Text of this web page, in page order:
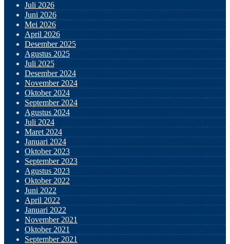
Juli 2026
Juni 2026
Mei 2026
April 2026
Desember 2025
Agustus 2025
Juli 2025
Desember 2024
November 2024
Oktober 2024
September 2024
Agustus 2024
Juli 2024
Maret 2024
Januari 2024
Oktober 2023
September 2023
Agustus 2023
Oktober 2022
Juni 2022
April 2022
Januari 2022
November 2021
Oktober 2021
September 2021